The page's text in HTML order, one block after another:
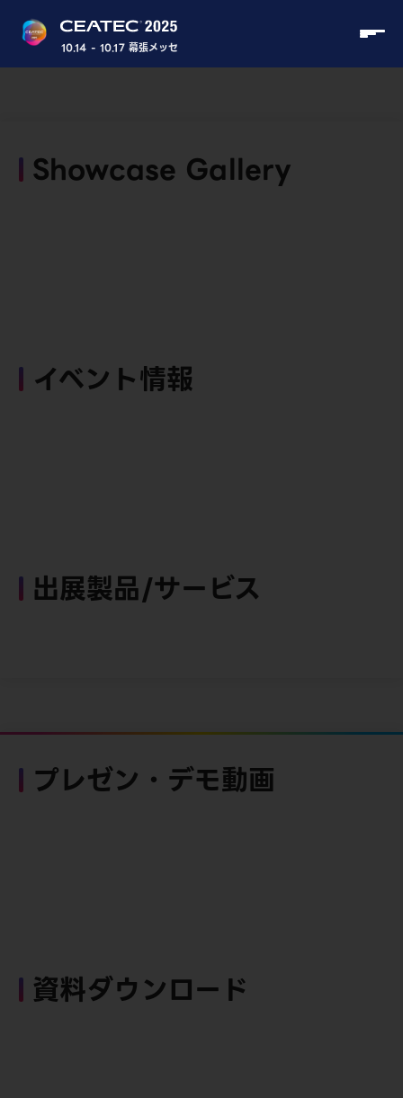
10.14 - 10.17 幕張メッセ
Showcase Gallery
イベント情報
出展製品/サービス
プレゼン・デモ動画
資料ダウンロード